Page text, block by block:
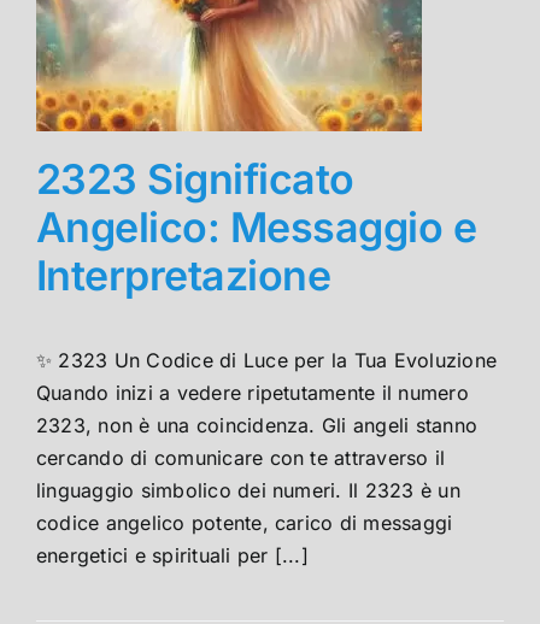
2323 Significato
Angelico: Messaggio e
Interpretazione
✨ 2323 Un Codice di Luce per la Tua Evoluzione
Quando inizi a vedere ripetutamente il numero
2323, non è una coincidenza. Gli angeli stanno
cercando di comunicare con te attraverso il
linguaggio simbolico dei numeri. Il 2323 è un
codice angelico potente, carico di messaggi
energetici e spirituali per [...]